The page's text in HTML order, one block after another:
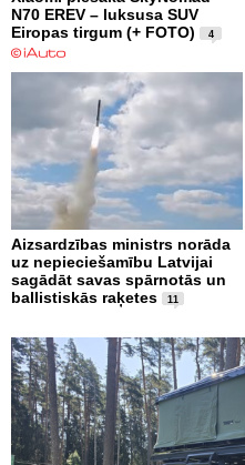
N70 EREV – luksusa SUV
Eiropas tirgum (+ FOTO)
4
Aizsardzības ministrs norāda
uz nepieciešamību Latvijai
sagādāt savas spārnotās un
ballistiskās raķetes
11